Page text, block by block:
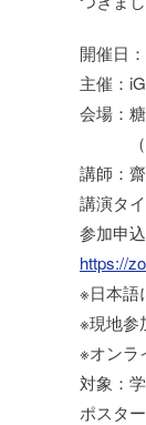
開催日
主催：
会場：
（＋
講師：
講演タ
参加申
https://
※日本語
※現地参
※オンラ
対象：
ポスター